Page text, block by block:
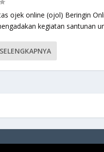
ojek online (ojol) Beringin
kegiatan santunan